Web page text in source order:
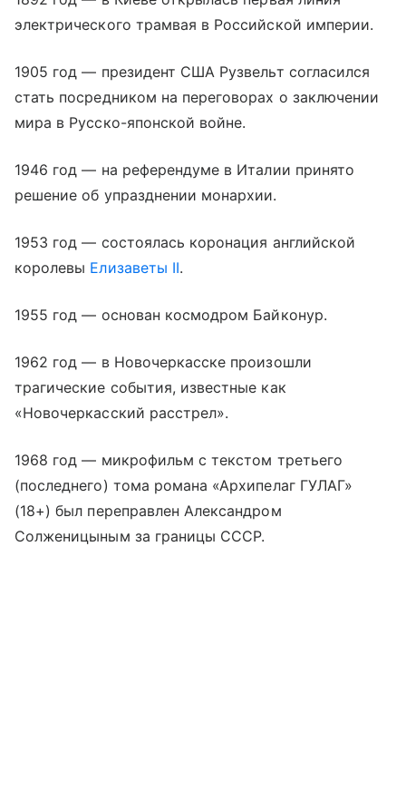
электрического трамвая в Российской империи.
1905 год — президент США Рузвельт согласился
стать посредником на переговорах о заключении
мира в Русско-японской войне.
1946 год — на референдуме в Италии принято
решение об упразднении монархии.
1953 год — состоялась коронация английской
королевы Елизаветы II.
1955 год — основан космодром Байконур.
1962 год — в Новочеркасске произошли
трагические события, известные как
«Новочеркасский расстрел».
1968 год — микрофильм с текстом третьего
(последнего) тома романа «Архипелаг ГУЛАГ»
(18+) был переправлен Александром
Солженицыным за границы СССР.